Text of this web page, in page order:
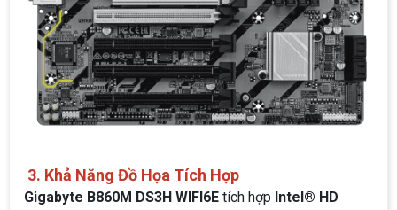
3. Khả Năng Đồ Họa Tích Hợp
Gigabyte B860M DS3H WIFI6E tích hợp Intel® HD